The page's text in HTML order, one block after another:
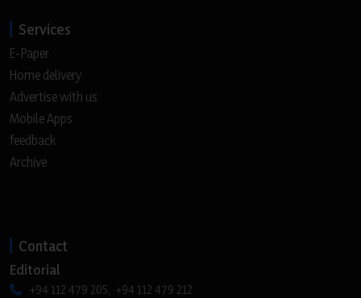
Services
E-Paper
Home delivery
Advertise with us
Mobile Apps
feedback
Archive
Contact
Editorial
+94 112 479 205, +94 112 479 212